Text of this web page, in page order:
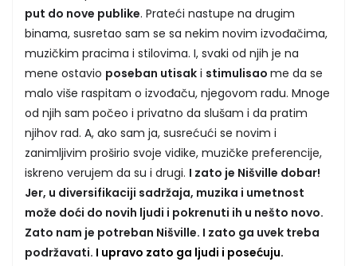
put do nove publike. Prateći nastupe na drugim
binama, susretao sam se sa nekim novim izvođačima,
muzičkim pracima i stilovima. I, svaki od njih je na
mene ostavio poseban utisak i stimulisao me da se
malo više raspitam o izvođaču, njegovom radu. Mnoge
od njih sam počeo i privatno da slušam i da pratim
njihov rad. A, ako sam ja, susrećući se novim i
zanimljivim proširio svoje vidike, muzičke preferencije,
iskreno verujem da su i drugi. I zato je Nišville dobar!
Jer, u diversifikaciji sadržaja, muzika i umetnost
može doći do novih ljudi i pokrenuti ih u nešto novo.
Zato nam je potreban Nišville. I zato ga uvek treba
podržavati. I upravo zato ga ljudi i posećuju.